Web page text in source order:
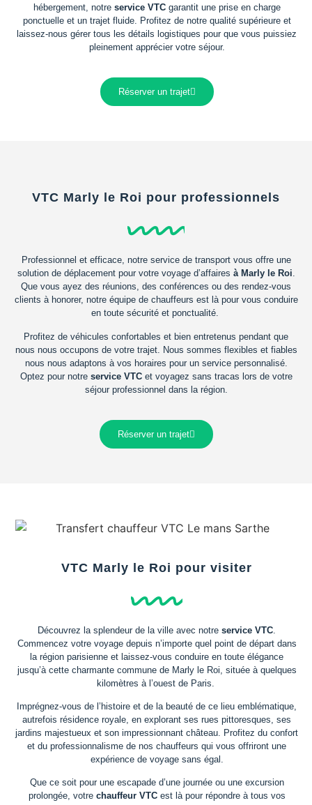
hébergement, notre service VTCgarantit une prise en charge
ponctuelle et un trajet fluide. Profitez de notre qualité supérieure et
laissez-nous gérer tous les détails logistiques pour que vous puissiez
pleinement apprécier votre séjour.
Réserver un trajet
VTC Marly le Roi pour professionnels
Professionnel et efficace, notre service de transport vous offre une
solution de déplacement pour votre voyage d’affaires à Marly le Roi.
Que vous ayez des réunions, des conférences ou des rendez-vous
clients à honorer, notre équipe de chauffeurs est là pour vous conduire
en toute sécurité et ponctualité.
Profitez de véhicules confortables et bien entretenus pendant que
nous nous occupons de votre trajet. Nous sommes flexibles et fiables
nous nous adaptons à vos horaires pour un service personnalisé.
Optez pour notre service VTCet voyagez sans tracas lors de votre
séjour professionnel dans la région.
Réserver un trajet
VTC Marly le Roi pour visiter
Découvrez la splendeur de la ville avec notre service VTC
Commencez votre voyage depuis n’importe quel point de départ dans
la région parisienne et laissez-vous conduire en toute élégance
jusqu’à cette charmante commune de Marly le Roi, située à quelques
kilomètres à l’ouest de Paris.
Imprégnez-vous de l’histoire et de la beauté de ce lieu emblématique,
autrefois résidence royale, en explorant ses rues pittoresques, ses
jardins majestueux et son impressionnant château. Profitez du confort
et du professionnalisme de nos chauffeurs qui vous offriront une
expérience de voyage sans égal.
Que ce soit pour une escapade d’une journée ou une excursion
prolongée, votre chauffeur VTCest là pour répondre à tous vos